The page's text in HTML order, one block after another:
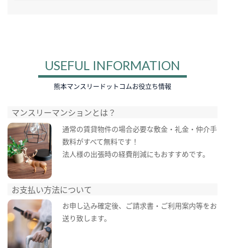
USEFUL INFORMATION
熊本マンスリードットコムお役立ち情報
マンスリーマンションとは？
通常の賃貸物件の場合必要な敷金・礼金・仲介手
数料がすべて無料です！
法人様の出張時の経費削減にもおすすめです。
お支払い方法について
お申し込み確定後、ご請求書・ご利用案内等をお
送り致します。